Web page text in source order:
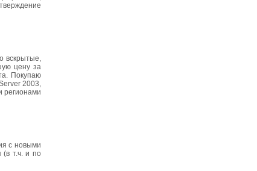
вскрытые,
цену за
Покупаю
2003,
регионами
с новыми
(в т.ч. и по